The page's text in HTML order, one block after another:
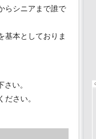
らシニアまで誰で
基本としておりま
い。
さい。